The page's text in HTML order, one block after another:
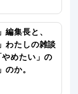
編集長と、
わたしの雑談
めたい」の
か。